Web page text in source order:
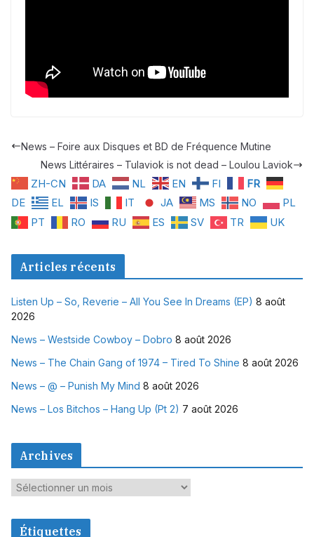
News – Foire aux Disques et BD de Fréquence Mutine
News Littéraires – Tulaviok is not dead – Loulou Laviok​
ZH-CN DA NL EN FI
FR
DE
EL IS IT JA MS NO
PL
PT
RO RU ES SV TR UK
Articles récents
Listen Up – So, Reverie – All You See In Dreams (EP) 8 août
2026
News – Westside Cowboy – Dobro 8 août 2026
News – The Chain Gang of 1974 – Tired To Shine 8 août 2026
News – @ – Punish My Mind 8 août 2026
News – Los Bitchos – Hang Up (Pt 2) 7 août 2026
Archives
A
c
Étiquettes